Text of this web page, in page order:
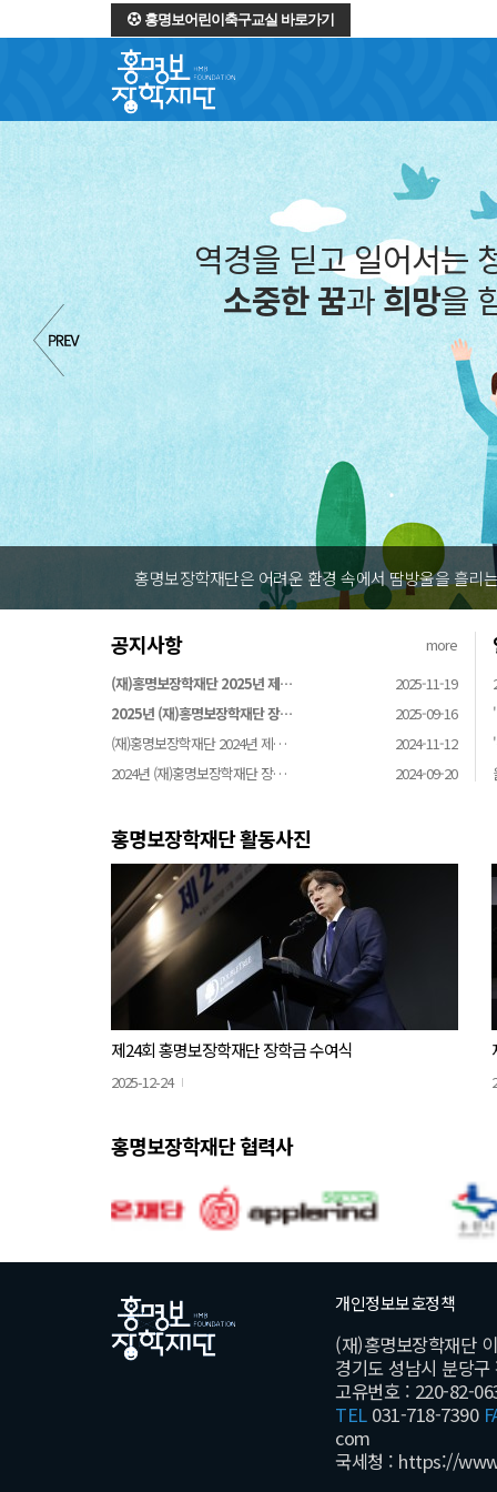
홍명보어린이축구교실 바로가기
기 위해 설립되었습니다 홍명보
공지사항
more
(재)홍명보장학재단 2025년 제…
2025-11-19
2025년 (재)홍명보장학재단 장…
2025-09-16
(재)홍명보장학재단 2024년 제…
2024-11-12
2024년 (재)홍명보장학재단 장…
2024-09-20
홍명보장학재단 활동사진
제24회 홍명보장학재단 장학금 수여식
2025-12-24
홍명보장학재단 협력사
개인정보보호정책
(재)홍명보장학재단
경기도 성남시 분당
고유번호 : 220-82-
TEL031-718-7390
com
국세청 : https://